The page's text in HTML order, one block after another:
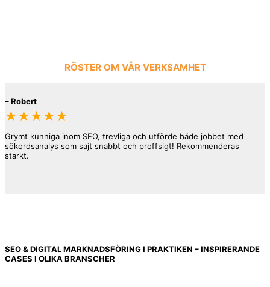
RÖSTER OM VÅR VERKSAMHET
–Robert
★★★★★
Grymt kunniga inom SEO, trevliga och utförde både jobbet med
sökordsanalys som sajt snabbt och proffsigt! Rekommenderas
starkt.
★★★★★
Lämnade över hanteringen av både sajt som SEO för 2 st sajter.
SEO & DIGITAL MARKNADSFÖRING I PRAKTIKEN – INSPIRERANDE
CASES I OLIKA BRANSCHER